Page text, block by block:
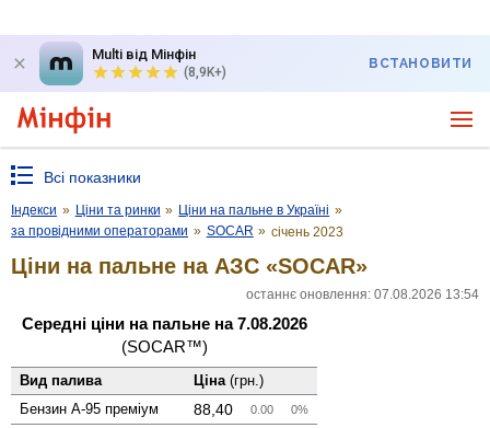
Multi від Мінфін
(8,9K+)
ВСТАНОВИТИ
Всі показники
Індекси » Ціни та ринки » Ціни на пальне в Україні »
за провідними операторами » SOCAR » січень 2023
Ціни на пальне на АЗС «SOCAR»
останнє оновлення: 07.08.2026 13:54
Середні ціни на пальне на 7.08.2026
(SOCAR™)
Вид палива Ціна (грн.)
Бензин А-95 преміум
88,40 0.00 0%